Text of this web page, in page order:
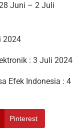
Juni – 2 Juli
2024
: 3 Juli 2024
Efek Indonesia : 4
Pinterest